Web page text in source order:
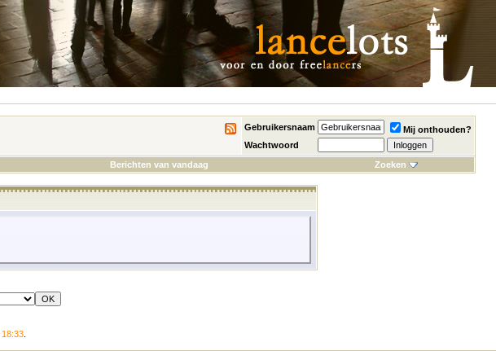
Gebruikersnaam
Mij onthouden?
Wachtwoord
Berichten van vandaag Zoeken
18:33.